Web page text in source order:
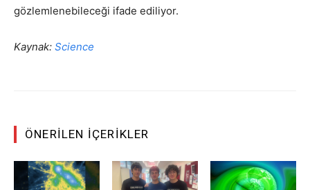
gözlemlenebileceği ifade ediliyor.
Kaynak: Science
ÖNERILEN İÇERIKLER